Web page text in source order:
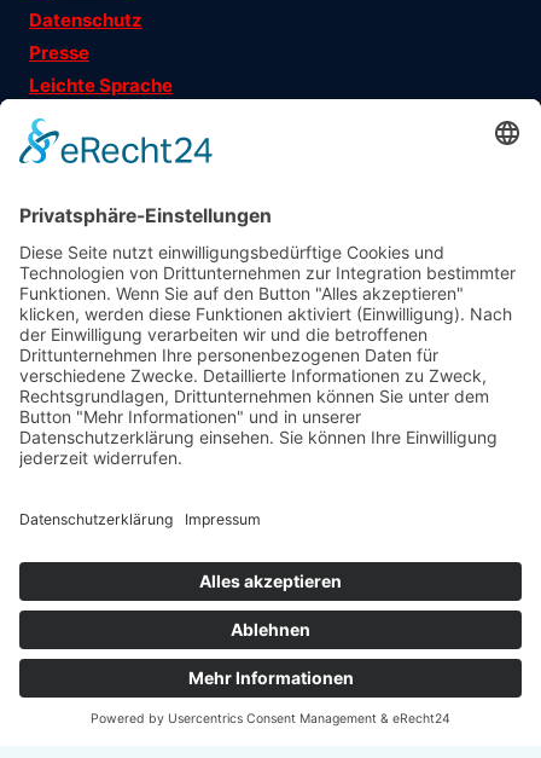
Datenschutz
Presse
Leichte Sprache
Ehrenamtsgeschichten
Folgen Sie uns auf
Träger: Verein für Fraueninteressen e.V.
Förderung: Landeshauptstadt München, Sozialreferat
Abonniere jetzt
unseren Newsletter!
Informiert bleiben
© 2026 - TATENDRANG Freiwilligen-Agentur